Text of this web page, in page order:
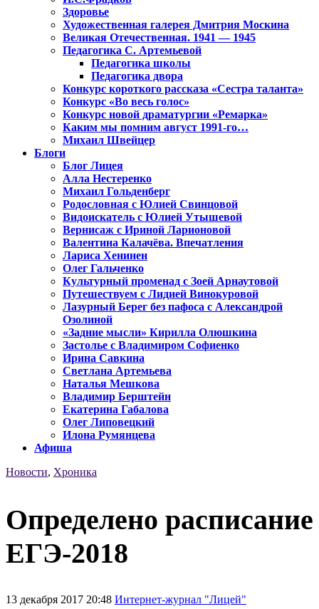
Здоровье
Художественная галерея Дмитрия Москина
Великая Отечественная. 1941 — 1945
Педагогика С. Артемьевой
Педагогика школы
Педагогика двора
Конкурс короткого рассказа «Сестра таланта»
Конкурс «Во весь голос»
Конкурс новой драматургии «Ремарка»
Каким мы помним август 1991-го…
Михаил Швейцер
Блоги
Блог Лицея
Алла Нестеренко
Михаил Гольденберг
Родословная с Юлией Свинцовой
Видоискатель с Юлией Утышевой
Вернисаж с Ириной Ларионовой
Валентина Калачёва. Впечатления
Лариса Хенинен
Олег Гальченко
Культурный променад с Зоей Арнаутовой
Путешествуем с Лидией Винокуровой
Лазурный Берег без пафоса с Александрой
Озолиной
«Задние мысли» Кирилла Олюшкина
Застолье с Владимиром Софиенко
Ирина Савкина
Светлана Артемьева
Наталья Мешкова
Владимир Берштейн
Екатерина Габалова
Олег Липовецкий
Илона Румянцева
Афиша
Новости, Хроника
Определено расписание
ЕГЭ-2018
13 декабря 2017 20:48 Интернет-журнал "Лицей"